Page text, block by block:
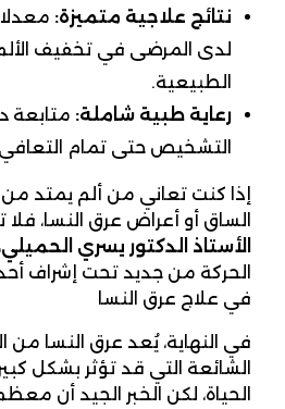
نتائج علاجية متميزة:
لدى المرضى في تخفيف
الطبيعية.
رعاية طبية شاملة: متابعة
التشخيص حتى تمام
إذا كنت تعاني من ألم يمتد
الساق أو أعراض عرق النسا،
الأستاذ الدكتور يسري الحميلي
الحركة من جديد تحت إشراف
في علاج عرق النسا
في النهاية، يُعد عرق النسا
الشائعة التي قد تؤثر بشكل
الحياة، لكن الخبر الجيد أن